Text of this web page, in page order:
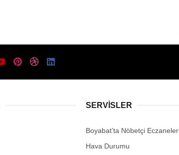
SERVISLER
Boyabat’ta Nöbetçi Eczaneler
Hava Durumu